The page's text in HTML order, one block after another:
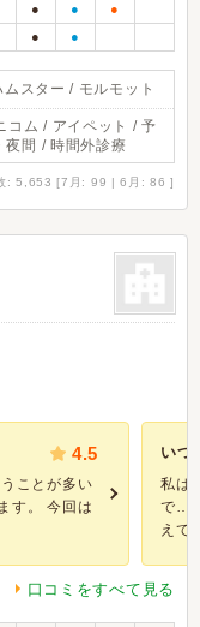
● ● ●
● ●
スター / モルモット
コム / アイペット / 予
夜間 / 時間外診療
: 5,653 [7月: 99 | 6月: 86 ]
4.5
ことが多い
す。 今回は
いつ
私は
で…
えて
口コミをすべて見る